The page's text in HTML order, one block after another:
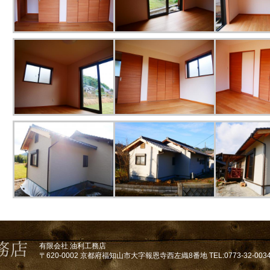
有限会社 油利工務店
〒620-0002 京都府福知山市大字報恩寺西左織8番地 TEL:0773-32-